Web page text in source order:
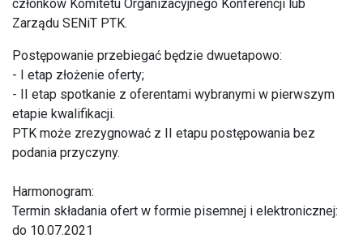
członków Komitetu Organizacyjnego Konferencji lub
Zarządu SENiT PTK.
Postępowanie przebiegać będzie dwuetapowo:
- I etap złożenie oferty;
- II etap spotkanie z oferentami wybranymi w pierwszym
etapie kwalifikacji.
PTK może zrezygnować z II etapu postępowania bez
podania przyczyny.
Harmonogram:
Termin składania ofert w formie pisemnej i elektronicznej:
do 10.07.2021